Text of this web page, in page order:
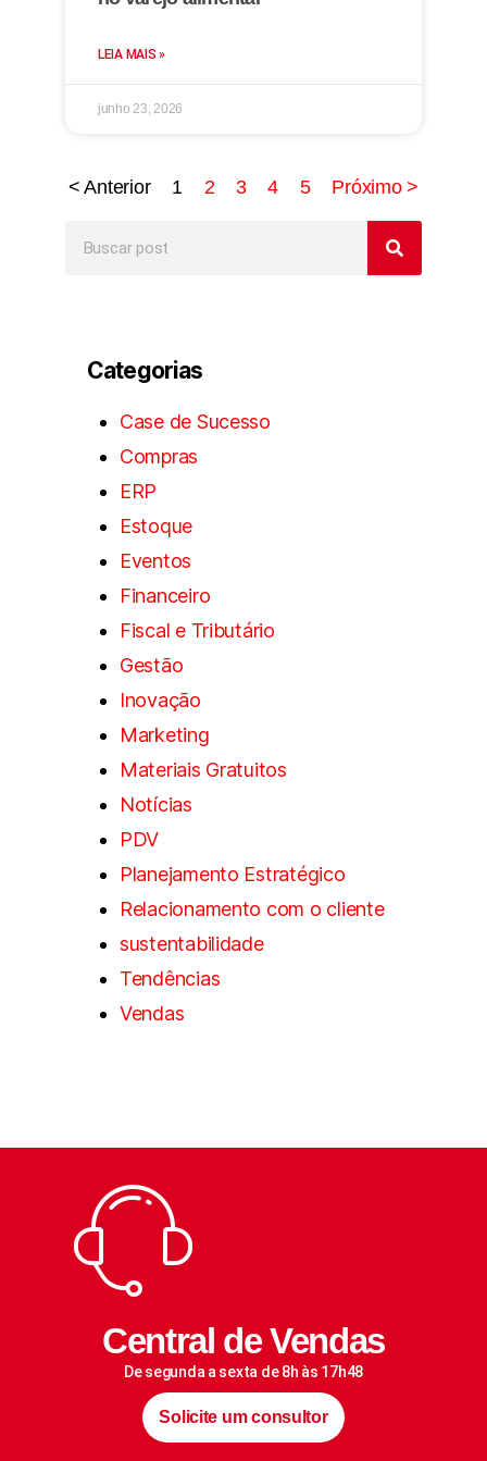
LEIA MAIS »
junho 23, 2026
< Anterior 1 2 3 4 5 Próximo >
Categorias
Case de Sucesso
Compras
ERP
Estoque
Eventos
Financeiro
Fiscal e Tributário
Gestão
Inovação
Marketing
Materiais Gratuitos
Notícias
PDV
Planejamento Estratégico
Relacionamento com o cliente
sustentabilidade
Tendências
Vendas
Central de Vendas
De segunda a sexta de 8h às 17h48
Solicite um consultor